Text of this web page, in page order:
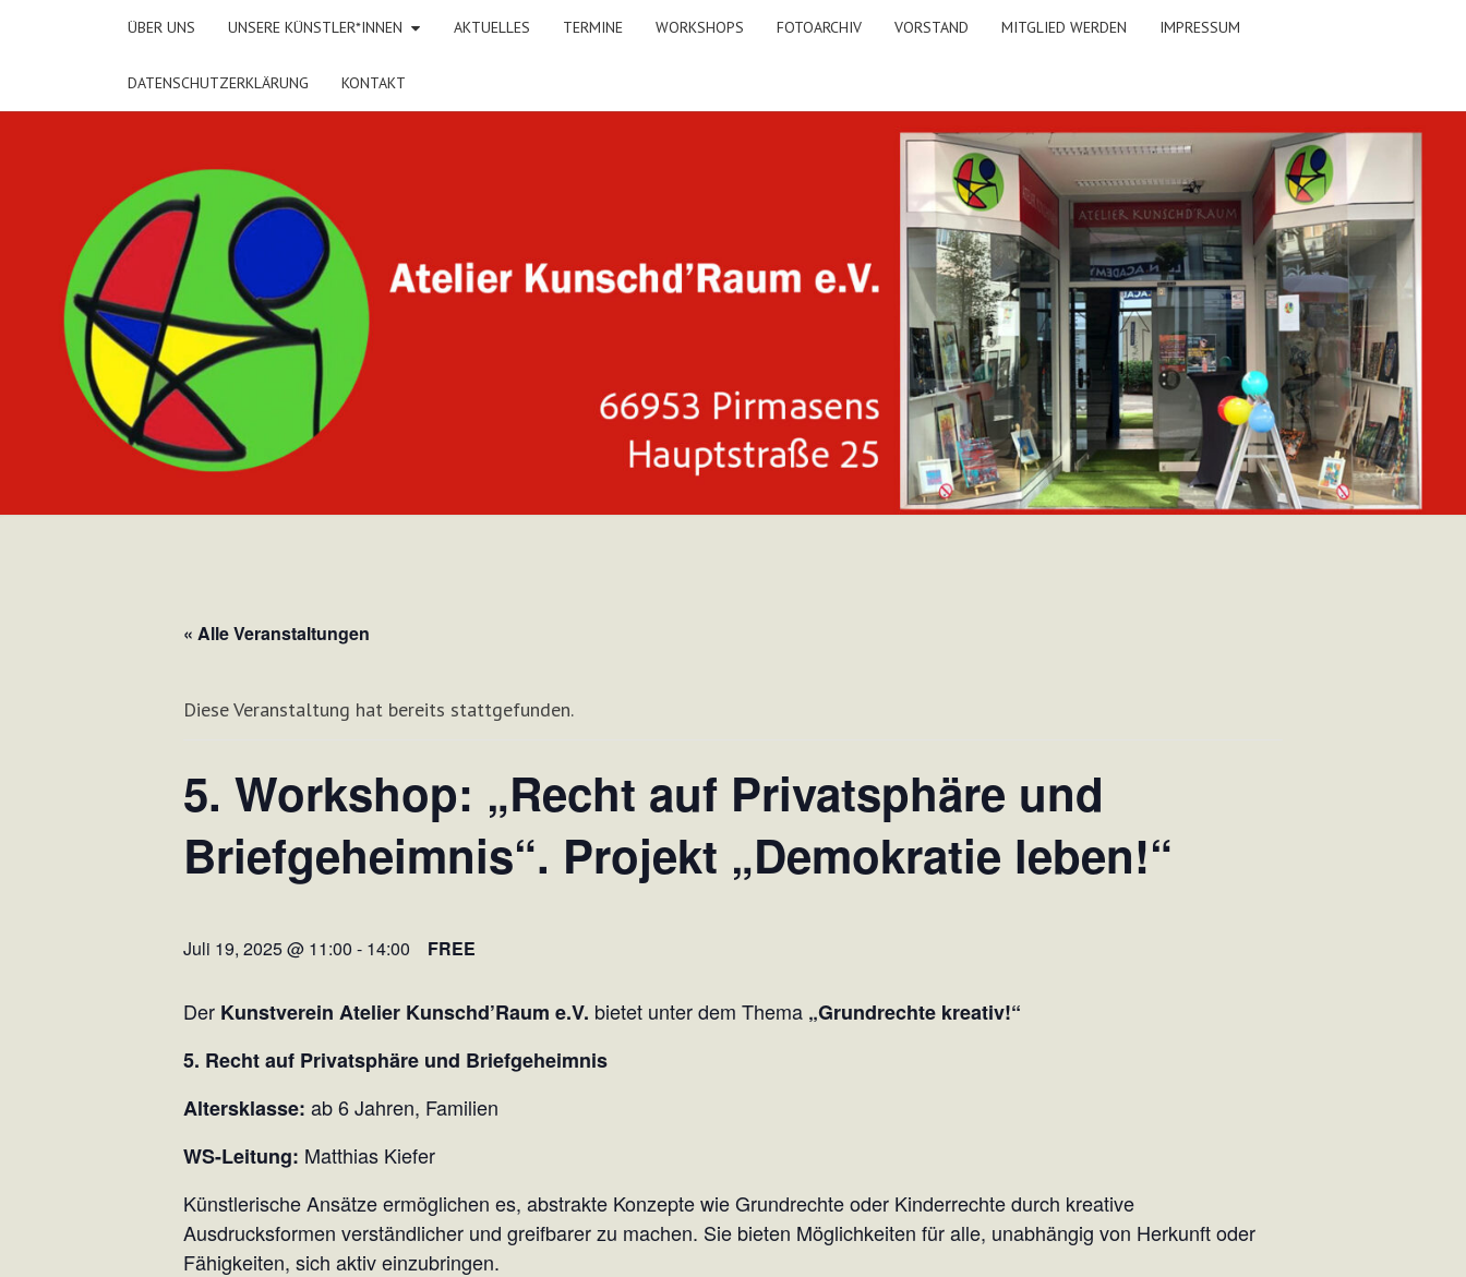
ÜBER UNS UNSERE KÜNSTLER*INNEN AKTUELLES TERMINE WORKSHOPS FOTOARCHIV VORSTAND MITGLIED WERDEN IMPRESSUM
DATENSCHUTZERKLÄRUNG KONTAKT
ATELIER
KUNSCHD'RAUM
E.V.
« Alle Veranstaltungen
Diese Veranstaltung hat bereits stattgefunden.
5. Workshop: „Recht auf Privatsphäre und
Briefgeheimnis“. Projekt „Demokratie leben!“
Juli 19, 2025 @ 11:00 - 14:00 FREE
Der Kunstverein Atelier Kunschd’Raum e.V. bietet unter dem Thema „Grundrechte kreativ!“
5. Recht auf Privatsphäre und Briefgeheimnis
Altersklasse: ab 6 Jahren, Familien
WS-Leitung: Matthias Kiefer
Künstlerische Ansätze ermöglichen es, abstrakte Konzepte wie Grundrechte oder Kinderrechte durch kreative
Ausdrucksformen verständlicher und greifbarer zu machen. Sie bieten Möglichkeiten für alle, unabhängig von Herkunft oder
Fähigkeiten, sich aktiv einzubringen.